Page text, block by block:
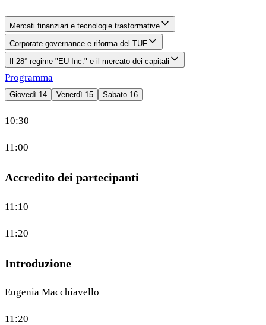
Mercati finanziari e tecnologie trasformative
Corporate governance e riforma del TUF
Il 28° regime "EU Inc." e il mercato dei capitali
Programma
Giovedì 14 Venerdì 15 Sabato 16
10:30
11:00
Accredito dei partecipanti
11:10
11:20
Introduzione
Eugenia Macchiavello
11:20